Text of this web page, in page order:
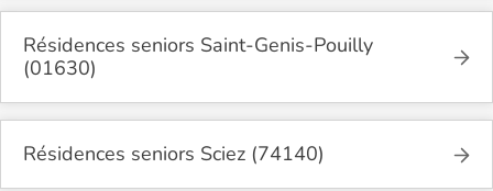
Résidences seniors Saint-Genis-Pouilly
(01630)
Résidences seniors Sciez (74140)